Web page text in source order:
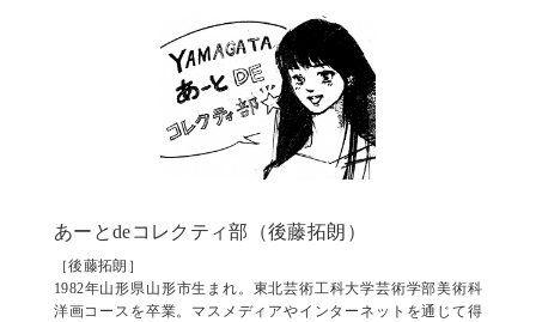
あーとdeコレクティ部（後藤拓朗）
［後藤拓朗］
1982年山形県山形市生まれ。東北芸術工科大学芸術学部美術科
洋画コースを卒業。マスメディアやインターネットを通じて得